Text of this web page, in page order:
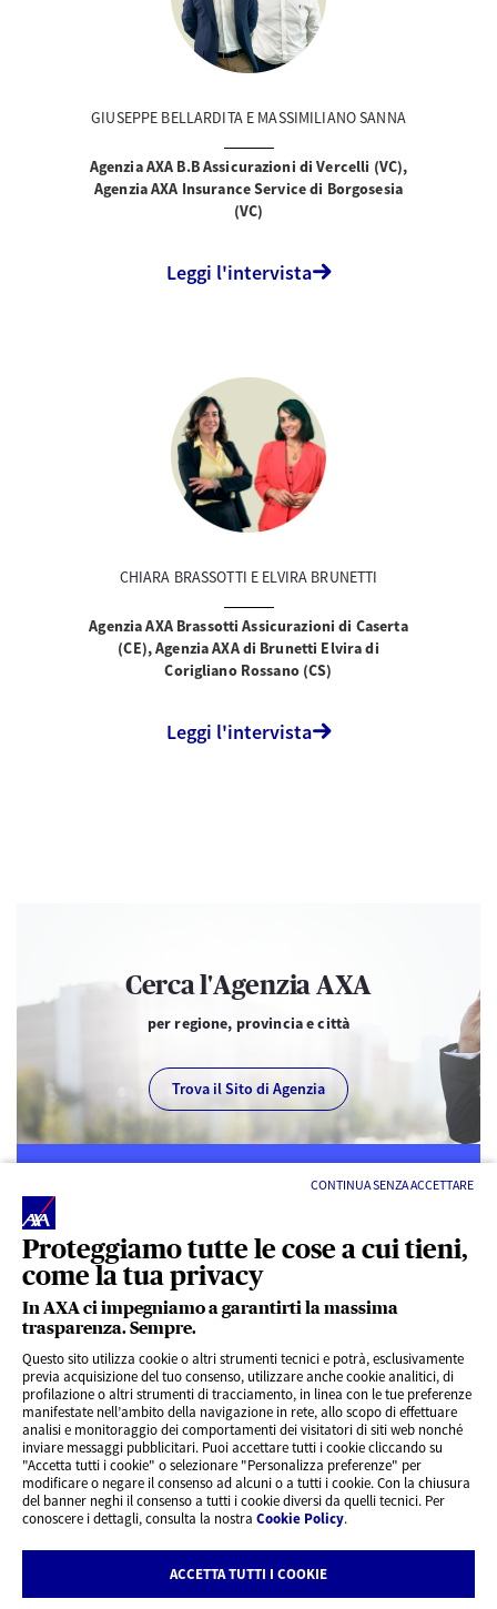
Proteggiamo tutte le cose a cui tieni,
come la tua privacy
In AXA ci impegniamo a garantirti la massima
trasparenza. Sempre.
Questo sito utilizza cookie o altri strumenti tecnici e potrà, esclusivamente
previa acquisizione del tuo consenso, utilizzare anche cookie analitici, di
profilazione o altri strumenti di tracciamento, in linea con le tue preferenze
manifestate nell’ambito della navigazione in rete, allo scopo di effettuare
analisi e monitoraggio dei comportamenti dei visitatori di siti web nonché
inviare messaggi pubblicitari. Puoi accettare tutti i cookie cliccando su
"Accetta tutti i cookie" o selezionare "Personalizza preferenze" per
modificare o negare il consenso ad alcuni o a tutti i cookie. Con la chiusura
del banner neghi il consenso a tutti i cookie diversi da quelli tecnici. Per
conoscere i dettagli, consulta la nostra Cookie Policy.
CONTINUA SENZA ACCETTARE
ACCETTA TUTTI I COOKIE
GIUSEPPE BELLARDITA E MASSIMILIANO SANNA
Agenzia AXA B.B Assicurazioni di Vercelli (VC),
Agenzia AXA Insurance Service di Borgosesia
(VC)
Leggi l'intervista
CHIARA BRASSOTTI E ELVIRA BRUNETTI
Agenzia AXA Brassotti Assicurazioni di Caserta
(CE), Agenzia AXA di Brunetti Elvira di
Corigliano Rossano (CS)
Leggi l'intervista
Cerca l'Agenzia AXA
per regione, provincia e città
Trova il Sito di Agenzia
LINK UTILI
ACCESSO VELOCE
SERVIZI AL CLIENTE
CHI SIAMO
Privacy
Rivedi le tue scelte sui Cookie